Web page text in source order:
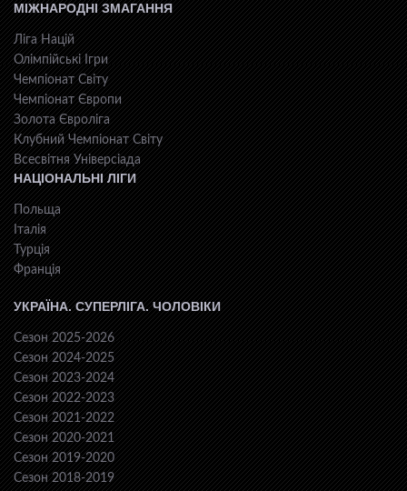
МІЖНАРОДНІ ЗМАГАННЯ
Ліга Націй
Олімпійські Ігри
Чемпіонат Світу
Чемпіонат Європи
Золота Євроліга
Клубний Чемпіонат Світу
Всесвiтня Унiверсiaда
НАЦІОНАЛЬНІ ЛІГИ
Польща
Італія
Турція
Франція
УКРАЇНА. СУПЕРЛІГА. ЧОЛОВІКИ
Сезон 2025-2026
Сезон 2024-2025
Сезон 2023-2024
Сезон 2022-2023
Сезон 2021-2022
Сезон 2020-2021
Сезон 2019-2020
Сезон 2018-2019